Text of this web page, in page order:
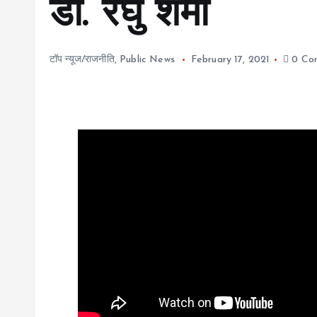
डा. रघु शर्मा
टॉप न्यूज/राजनीति, Public News February 17, 2021 0